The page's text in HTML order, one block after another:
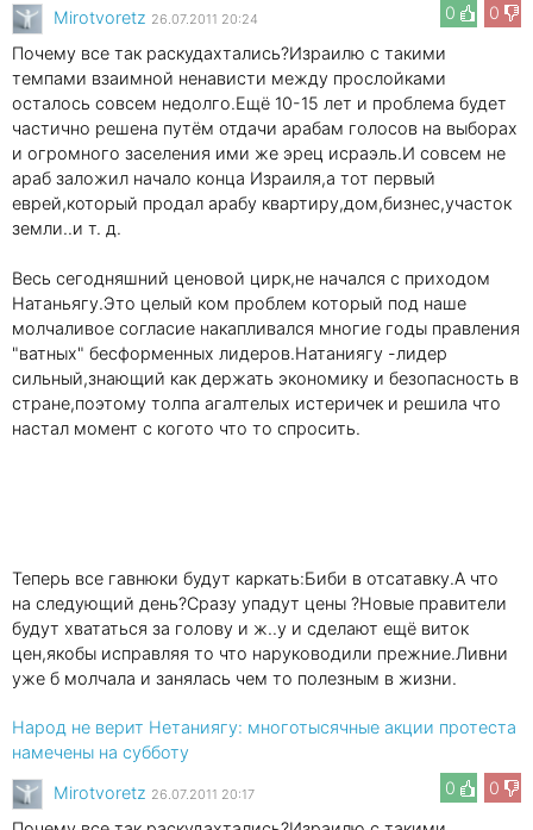
0
0
Mirotvoretz 26.07.2011 20:24
Почему все так раскудахтались?Израилю с такими
темпами взаимной ненависти между прослойками
осталось совсем недолго.Ещё 10-15 лет и проблема будет
частично решена путём отдачи арабам голосов на выборах
и огромного заселения ими же эрец исраэль.И совсем не
араб заложил начало конца Израиля,а тот первый
еврей,который продал арабу квартиру,дом,бизнес,участок
земли..и т. д.
Весь сегодняшний ценовой цирк,не начался с приходом
Натаньягу.Это целый ком проблем который под наше
молчаливое согласие накапливался многие годы правления
"ватных" бесформенных лидеров.Натаниягу -лидер
сильный,знающий как держать экономику и безопасность в
стране,поэтому толпа агалтелых истеричек и решила что
настал момент с когото что то спросить.
Теперь все гавнюки будут каркать:Биби в отсатавку.А что
на следующий день?Сразу упадут цены ?Новые правители
будут хвататься за голову и ж..у и сделают ещё виток
цен,якобы исправляя то что наруководили прежние.Ливни
уже б молчала и занялась чем то полезным в жизни.
Народ не верит Нетаниягу: многотысячные акции протеста
намечены на субботу
0
0
Mirotvoretz 26.07.2011 20:17